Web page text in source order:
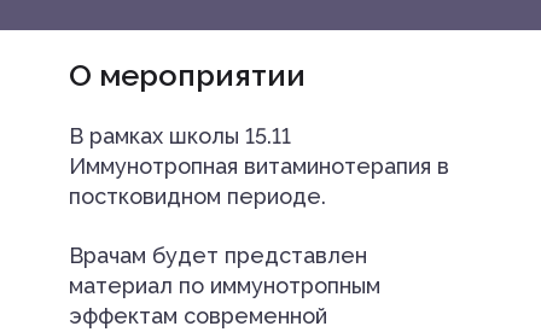
О мероприятии
В рамках школы 15.11
Иммунотропная витаминотерапия в
постковидном периоде.
Врачам будет представлен
материал по иммунотропным
эффектам современной